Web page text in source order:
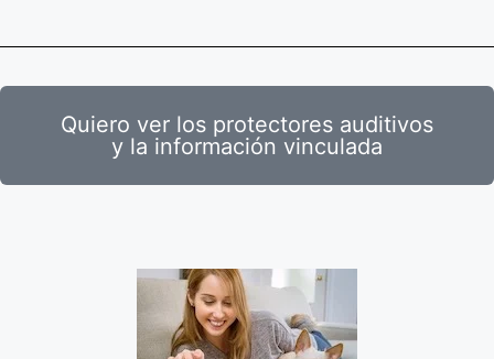
Quiero ver los protectores auditivos
y la información vinculada